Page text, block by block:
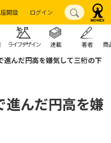
開設 ログイン
ライフデザイン 連載 著者 商
進んだ円高を嫌気して三桁の下
進んだ円高を嫌